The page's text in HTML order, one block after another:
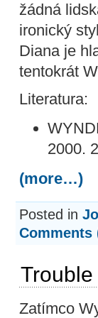
žádná
ironický
Diana je
tentokrát
Literatura:
2000.
(more…)
Posted in
Comments
Zatímco